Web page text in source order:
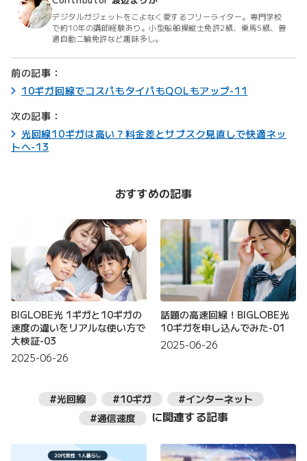
デジタルガジェットをこよなく愛するフリーライター。専門学校
で約10年の講師経験あり。小型船舶操縦士免許2級、乗馬5級、普
通自動二輪免許など趣味多し。
前の記事：
10ギガ回線でコスパもタイパもQOLもアップ-11
次の記事：
光回線10ギガは高い？料金差とサブスク見直しで快適ネッ
トへ-13
おすすめの記事
BIGLOBE光 1ギガと10ギガの
速度の違いをリアルな使い方で
大検証-03
2025-06-26
話題の高速回線！BIGLOBE光
10ギガを申し込んでみた-01
2025-06-26
#光回線 #10ギガ
#インターネット
#通信速度
に関連する記事